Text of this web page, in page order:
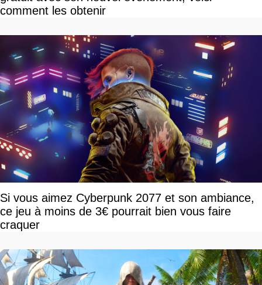
comment les obtenir
Si vous aimez Cyberpunk 2077 et son ambiance,
ce jeu à moins de 3€ pourrait bien vous faire
craquer